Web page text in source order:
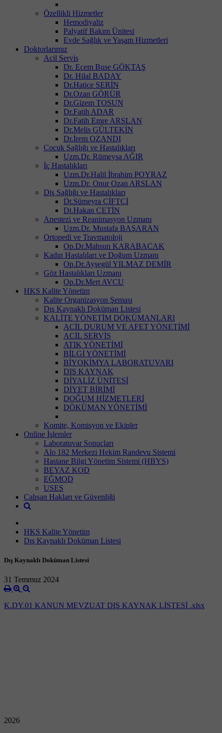
Özellikli Hizmetler
Hemodiyaliz
Palyatif Bakım Ünitesi
Evde Sağlık ve Yaşam Hizmetleri
Doktorlarımız
Acil Servis
Dr. Ecem Buse GÖKTAŞ
Dr. Hilal BADAY
Dr.Hatice SERİN
Dr.Ozan GÖRÜR
Dr.Gizem TOSUN
Dr.Fatih ADAR
Dr.Fatih Emre ARSLAN
Dr.Melis GÜLTEKİN
Dr.İrem OZANDI
Çocuk Sağlığı ve Hastalıkları
Uzm.Dr. Rümeysa AĞIR
İç Hastalıkları
Uzm.Dr.Halil İbrahim POYRAZ
Uzm.Dr. Onur Ozan ARSLAN
Diş Sağlığı ve Hastalıkları
Dt.Sümeyra ÇİFTÇİ
Dt.Hakan ÇETİN
Anestezi ve Reanimasyon Uzmanı
Uzm.Dr. Mustafa BAŞARAN
Ortopedi ve Travmatoloji
Op.Dr.Mahsun KARABACAK
Kadın Hastalıları ve Doğum Uzmanı
Op.Dr.Ayşegül YILMAZ DEMİR
Göz Hastalıkları Uzmanı
Op.Dr.Mert AVCU
HKS Kalite Yönetim
Kalite Organizasyon Şeması
Dış Kaynaklı Doküman Listesi
KALİTE YÖNETİM DÖKÜMANLARI
ACİL DURUM VE AFET YÖNETİMİ
ACİL SERVİS
ATIK YÖNETİMİ
BİLGİ YÖNETİMİ
BİYOKİMYA LABORATUVARI
DIŞ KAYNAK
DİYALİZ ÜNİTESİ
DİYET BİRİMİ
DOĞUM HİZMETLERİ
DÖKÜMAN YÖNETİMİ
Komite, Komisyon ve Ekipler
Online İşlemler
Laboratuvar Sonuçları
Alo 182 Merkezi Hekim Randevu Sistemi
Hastane Bilgi Yönetim Sistemi (HBYS)
BEYAZ KOD
EĞMOD
USES
Çalışan Hakları ve Güvenliği
HKS Kalite Yönetim
Dış Kaynaklı Doküman Listesi
Dış Kaynaklı Doküman Listesi
31 Temmuz 2024
K.DY.01 KANUN MEVZUAT DIŞ KAYNAK LİSTESİ .xlsx
2026